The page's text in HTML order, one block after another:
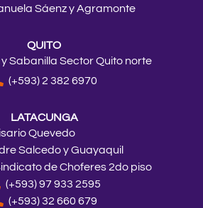
Sáenz y Agramonte
QUITO
Sabanilla Sector Quito norte
(+593) 2 382 6970
LATACUNGA
Quevedo
Salcedo y Guayaquil
de Choferes 2do piso
(+593) 97 933 2595
(+593) 32 660 679